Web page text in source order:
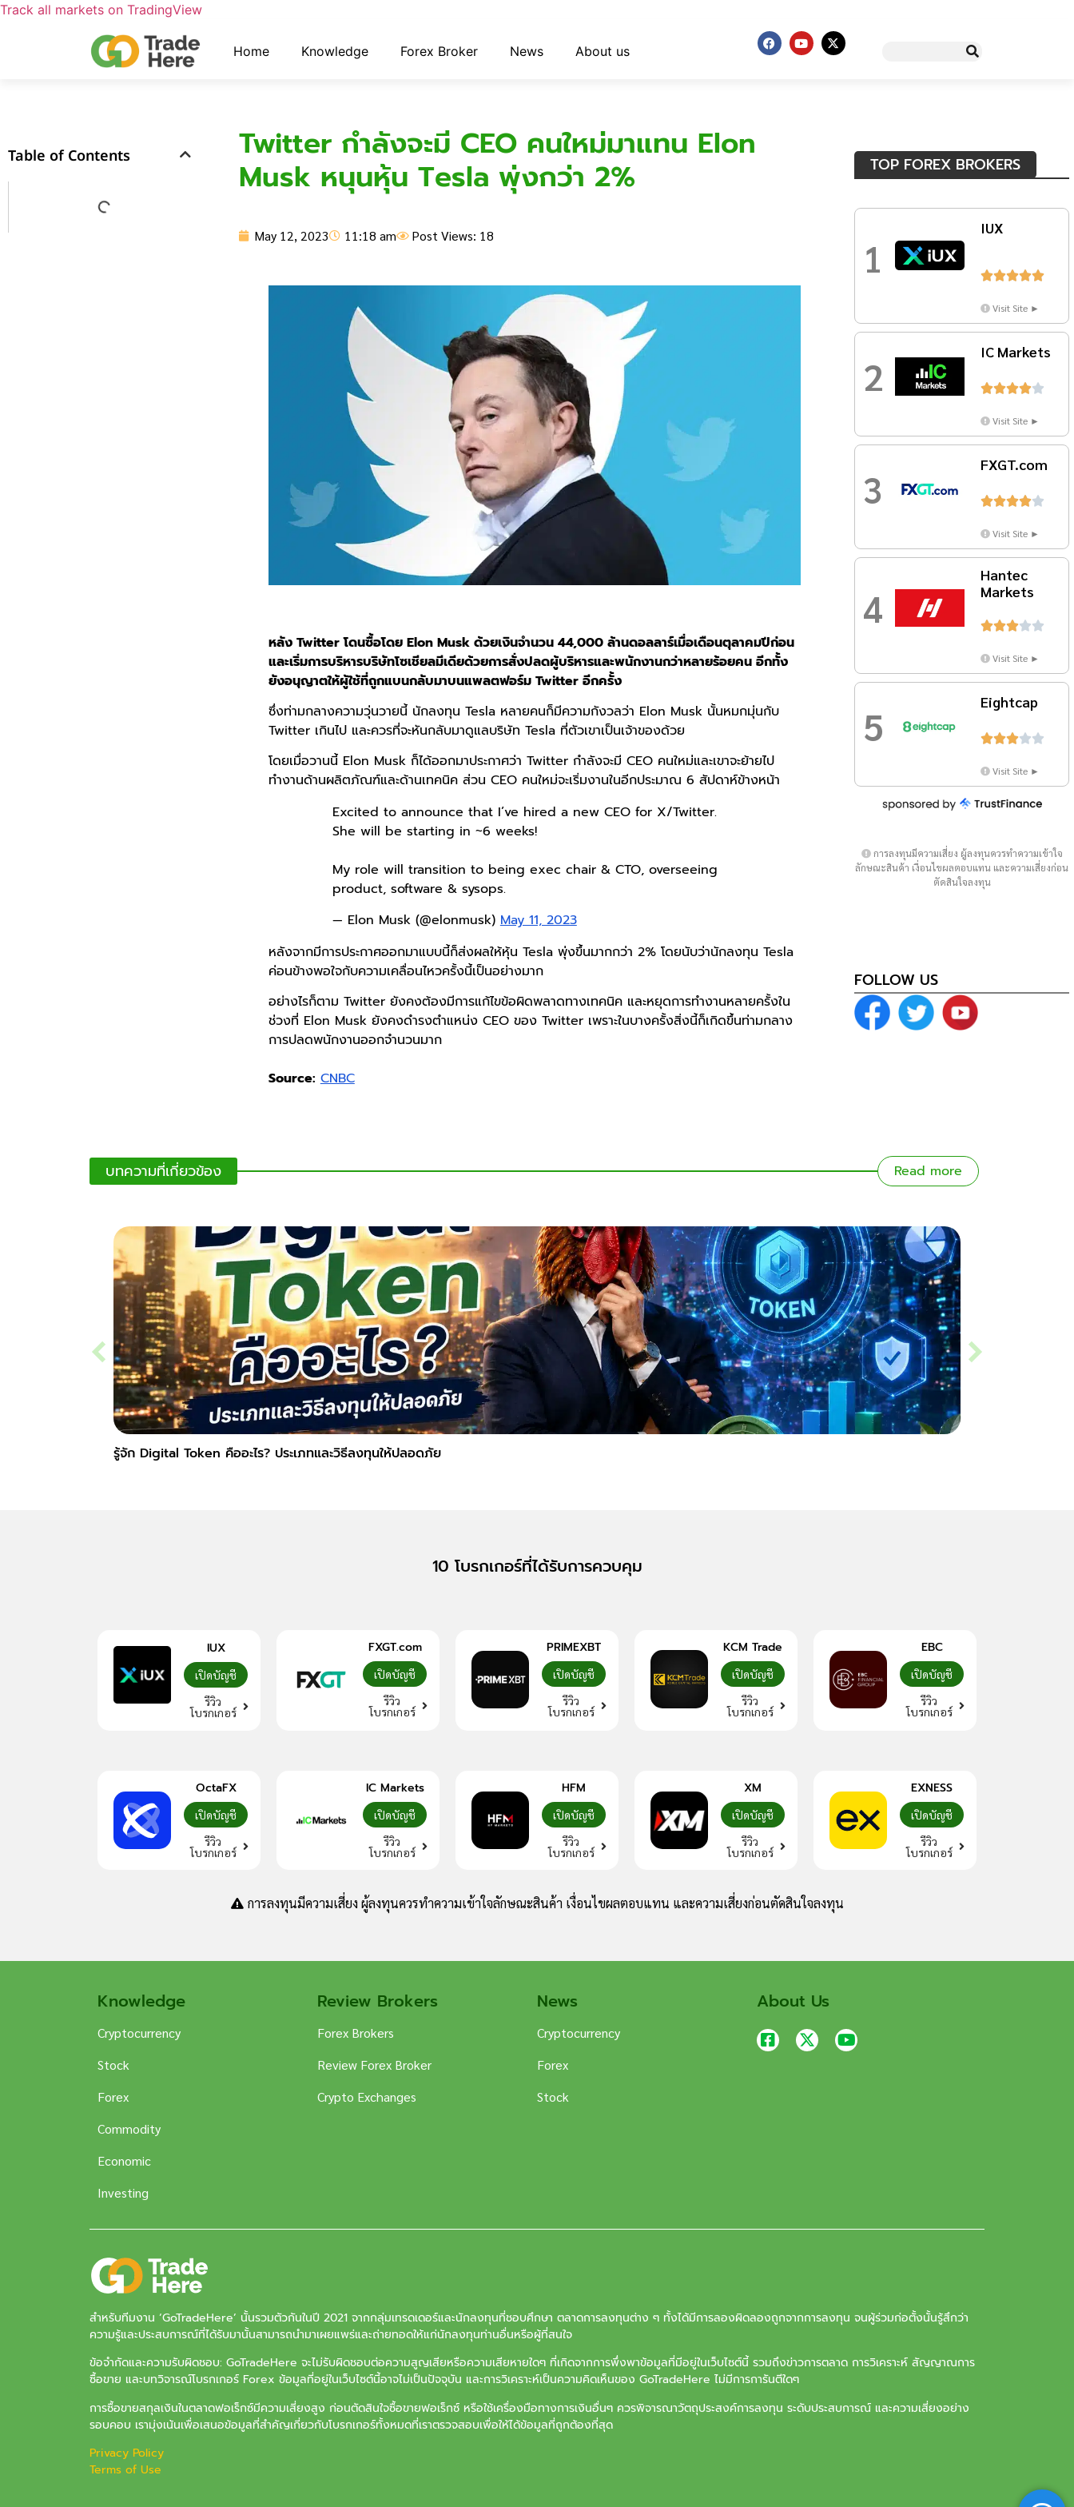
Track all markets on TradingView
Home Knowledge Forex Broker News About us
Table of Contents Twitter กำลังจะมี CEO คนใหม่มาแทน Elon
Musk หนุนหุ้น Tesla พุ่งกว่า 2%
May 12, 2023 11:18 am Post Views: 18
หลัง Twitter โดนซื้อโดย Elon Musk ด้วยเงินจำนวน 44,000 ล้านดอลลาร์เมื่อเดือนตุลาคมปีก่อน
และเริ่มการบริหารบริษัทโซเชียลมีเดียด้วยการสั่งปลดผู้บริหารและพนักงานกว่าหลายร้อยคน อีกทั้ง
ยังอนุญาตให้ผู้ใช้ที่ถูกแบนกลับมาบนแพลตฟอร์ม Twitter อีกครั้ง
ซึ่งท่ามกลางความวุ่นวายนี้ นักลงทุน Tesla หลายคนก็มีความกังวลว่า Elon Musk นั้นหมกมุ่นกับ
Twitter เกินไป และควรที่จะหันกลับมาดูแลบริษัท Tesla ที่ตัวเขาเป็นเจ้าของด้วย
โดยเมื่อวานนี้ Elon Musk ก็ได้ออกมาประกาศว่า Twitter กำลังจะมี CEO คนใหม่และเขาจะย้ายไป
ทำงานด้านผลิตภัณฑ์และด้านเทคนิค ส่วน CEO คนใหม่จะเริ่มงานในอีกประมาณ 6 สัปดาห์ข้างหน้า
Excited to announce that I’ve hired a new CEO for X/Twitter.
She will be starting in ~6 weeks!
My role will transition to being exec chair & CTO, overseeing
product, software & sysops.
— Elon Musk (@elonmusk)May 11, 2023
หลังจากมีการประกาศออกมาแบบนี้ก็ส่งผลให้หุ้น Tesla พุ่งขึ้นมากกว่า 2% โดยนับว่านักลงทุน Tesla
ค่อนข้างพอใจกับความเคลื่อนไหวครั้งนี้เป็นอย่างมาก
อย่างไรก็ตาม Twitter ยังคงต้องมีการแก้ไขข้อผิดพลาดทางเทคนิค และหยุดการทำงานหลายครั้งใน
ช่วงที่ Elon Musk ยังคงดำรงตำแหน่ง CEO ของ Twitter เพราะในบางครั้งสิ่งนี้ก็เกิดขึ้นท่ามกลาง
การปลดพนักงานออกจำนวนมาก
Source: CNBC
TOP FOREX BROKERS
1
IUX

Visit Site ►
2
IC Markets

Visit Site ►
3
FXGT.com

Visit Site ►
4
Hantec
Markets

Visit Site ►
5
Eightcap

Visit Site ►
การลงทุนมีความเสี่ยง ผู้ลงทุนควรทำความเข้าใจ
ลักษณะสินค้า เงื่อนไขผลตอบแทน และความเสี่ยงก่อน
ตัดสินใจลงทุน
FOLLOW US
บทความที่เกี่ยวข้อง Read more
รู้จัก Digital Token คืออะไร? ประเภทและวิธีลงทุนให้ปลอดภัย
10 โบรกเกอร์ที่ได้รับการควบคุม
IUX
เปิดบัญชี
รีวิว
โบรกเกอร์
FXGT.com
เปิดบัญชี
รีวิว
โบรกเกอร์
PRIMEXBT
เปิดบัญชี
รีวิว
โบรกเกอร์
KCM Trade
เปิดบัญชี
รีวิว
โบรกเกอร์
EBC
เปิดบัญชี
รีวิว
โบรกเกอร์
OctaFX
เปิดบัญชี
รีวิว
โบรกเกอร์
IC Markets
เปิดบัญชี
รีวิว
โบรกเกอร์
HFM
เปิดบัญชี
รีวิว
โบรกเกอร์
XM
เปิดบัญชี
รีวิว
โบรกเกอร์
EXNESS
เปิดบัญชี
รีวิว
โบรกเกอร์
การลงทุนมีความเสี่ยง ผู้ลงทุนควรทำความเข้าใจลักษณะสินค้า เงื่อนไขผลตอบแทน และความเสี่ยงก่อนตัดสินใจลงทุน
Knowledge
Cryptocurrency
Stock
Forex
Commodity
Economic
Investing
Review Brokers
Forex Brokers
Review Forex Broker
Crypto Exchanges
News
Cryptocurrency
Forex
Stock
About Us
สำหรับทีมงาน ‘GoTradeHere’ นั้นรวมตัวกันในปี 2021 จากกลุ่มเทรดเดอร์และนักลงทุนที่ชอบศึกษา ตลาดการลงทุนต่าง ๆ ทั้งได้มีการลองผิดลองถูกจากการลงทุน จนผู้ร่วมก่อตั้งนั้นรู้สึกว่า
ความรู้และประสบการณ์ที่ได้รับมานั้นสามารถนำมาเผยแพร่และถ่ายทอดให้แก่นักลงทุนท่านอื่นหรือผู้ที่สนใจ
ข้อจำกัดและความรับผิดชอบ: GoTradeHere จะไม่รับผิดชอบต่อความสูญเสียหรือความเสียหายใดๆ ที่เกิดจากการพึ่งพาข้อมูลที่มีอยู่ในเว็บไซต์นี้ รวมถึงข่าวการตลาด การวิเคราะห์ สัญญาณการ
ซื้อขาย และบทวิจารณ์โบรกเกอร์ Forex ข้อมูลที่อยู่ในเว็บไซต์นี้อาจไม่เป็นปัจจุบัน และการวิเคราะห์เป็นความคิดเห็นของ GoTradeHere ไม่มีการการันตีใดๆ
การซื้อขายสกุลเงินในตลาดฟอเร็กซ์มีความเสี่ยงสูง ก่อนตัดสินใจซื้อขายฟอเร็กซ์ หรือใช้เครื่องมือทางการเงินอื่นๆ ควรพิจารณาวัตถุประสงค์การลงทุน ระดับประสบการณ์ และความเสี่ยงอย่าง
รอบคอบ เรามุ่งเน้นเพื่อเสนอข้อมูลที่สำคัญเกี่ยวกับโบรกเกอร์ทั้งหมดที่เราตรวจสอบเพื่อให้ได้ข้อมูลที่ถูกต้องที่สุด
Privacy Policy
Terms of Use